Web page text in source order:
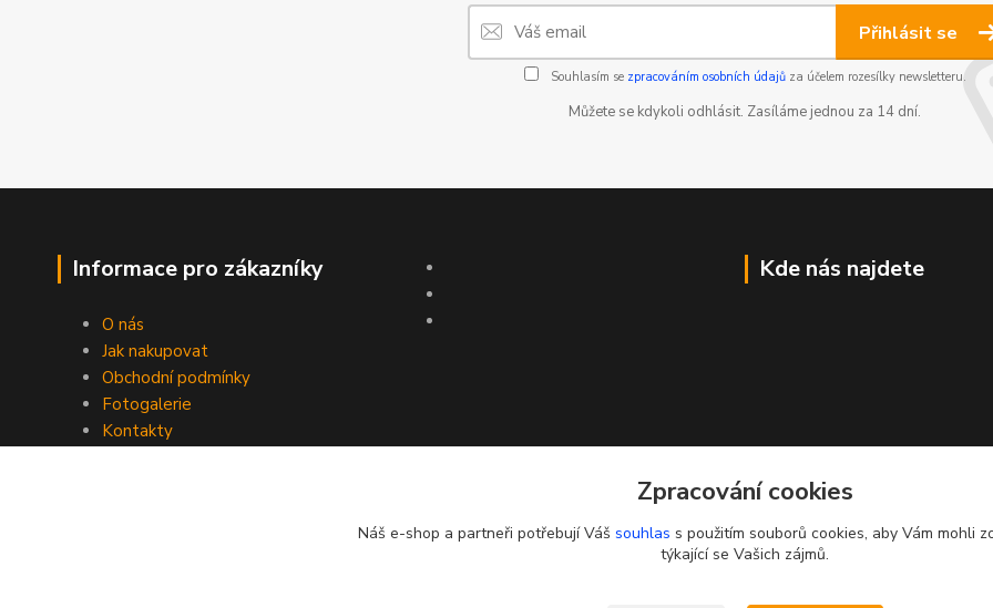
Přihlásit se
Souhlasím se zpracováním osobních údajůza účelem rozesílky newsletteru.
Můžete se kdykoli odhlásit. Zasíláme jednou za 14 dní.
Informace pro zákazníky
O nás
Jak nakupovat
Obchodní podmínky
Fotogalerie
Kontakty
Kde nás najdete
Zpracování cookies
Náš e-shop a partneři potřebují Váš souhlas s použitím souborů cookies, aby Vám mohli
týkající se Vašich zájmů.